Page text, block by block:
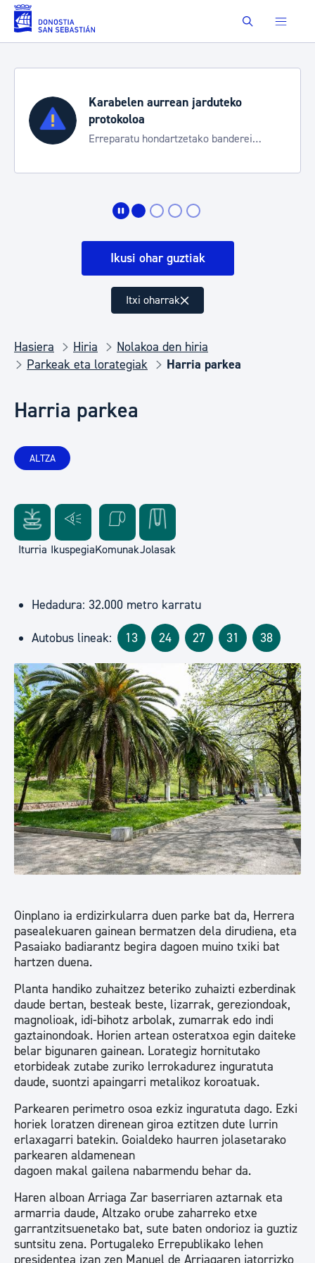
Eduki nagusira joan Buscar
Karabelen aurrean jarduteko
protokoloa
Erreparatu hondartzetako banderei
Ikusi ohar guztiak
Itxi oharrak
Hasiera Hiria
Nolakoa den hiria
Parkeak eta lorategiak
Harria parkea
Harria parkea
ALTZA
Iturria IkuspegiaKomunakJolasak
Hedadura: 32.000 metro karratu
Autobus lineak: 13 24 27 31 38
Oinplano ia erdizirkularra duen parke bat da, Herrera
pasealekuaren gainean bermatzen dela dirudiena, eta
Pasaiako badiarantz begira dagoen muino txiki bat
hartzen duena.
Planta handiko zuhaitzez beteriko zuhaizti ezberdinak
daude bertan, besteak beste, lizarrak, gereziondoak,
magnolioak, idi-bihotz arbolak, zumarrak edo indi
gaztainondoak. Horien artean osteratxoa egin daiteke
belar bigunaren gainean. Lorategiz hornitutako
etorbideak zutabe zuriko lerrokadurez inguratuta
daude, suontzi apaingarri metalikoz koroatuak.
Parkearen perimetro osoa ezkiz inguratuta dago. Ezki
horiek loratzen direnean giroa eztitzen dute lurrin
erlaxagarri batekin. Goialdeko haurren jolasetarako
parkearen aldamenean
dagoen makal gailena nabarmendu behar da.
Haren alboan Arriaga Zar baserriaren aztarnak eta
armarria daude, Altzako orube zaharreko etxe
garrantzitsuenetako bat, sute baten ondorioz ia guztiz
suntsitu zena. Portugaleko Errepublikako lehen